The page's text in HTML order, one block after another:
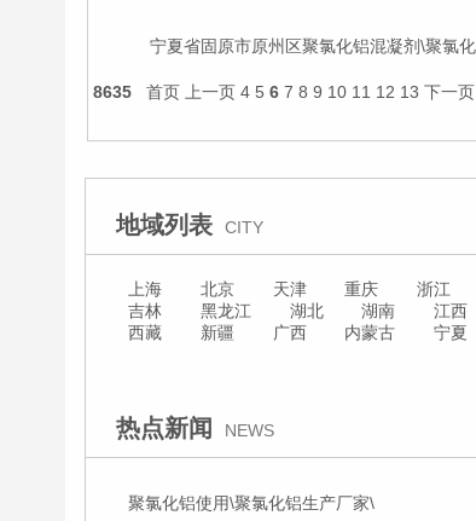
8635 首页 上一页 4 5 6 7 8 9 10 11 12 13 下一页
地域列表 CITY
上海 北京 天津 重庆 浙江
吉林
黑龙江 湖北 湖南 江西
西藏
新疆 广西 内蒙古 宁夏
热点新闻 NEWS
聚氯化铝使用\聚氯化铝生产厂家\